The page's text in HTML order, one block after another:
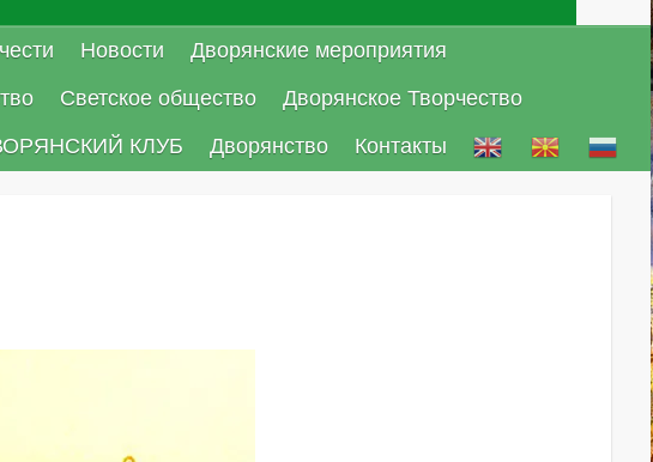
Новости
Дворянские мероприятия
Светское общество
Дворянское Творчество
КЛУБ Дворянство Контакты